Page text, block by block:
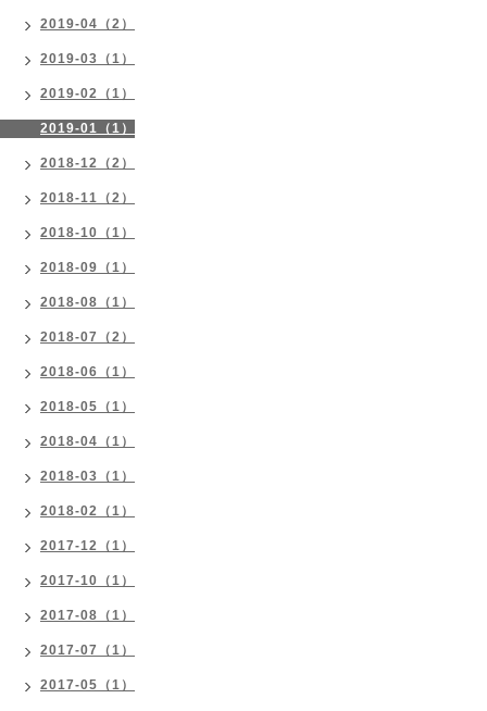
2019-04（2）
2019-03（1）
2019-02（1）
2019-01（1）
2018-12（2）
2018-11（2）
2018-10（1）
2018-09（1）
2018-08（1）
2018-07（2）
2018-06（1）
2018-05（1）
2018-04（1）
2018-03（1）
2018-02（1）
2017-12（1）
2017-10（1）
2017-08（1）
2017-07（1）
2017-05（1）